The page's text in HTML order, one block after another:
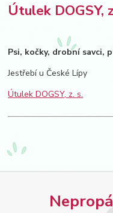
Útulek DOGSY,
Psi, kočky, drobní savci,
Jestřebí u České Lípy
Útulek DOGSY, z. s.